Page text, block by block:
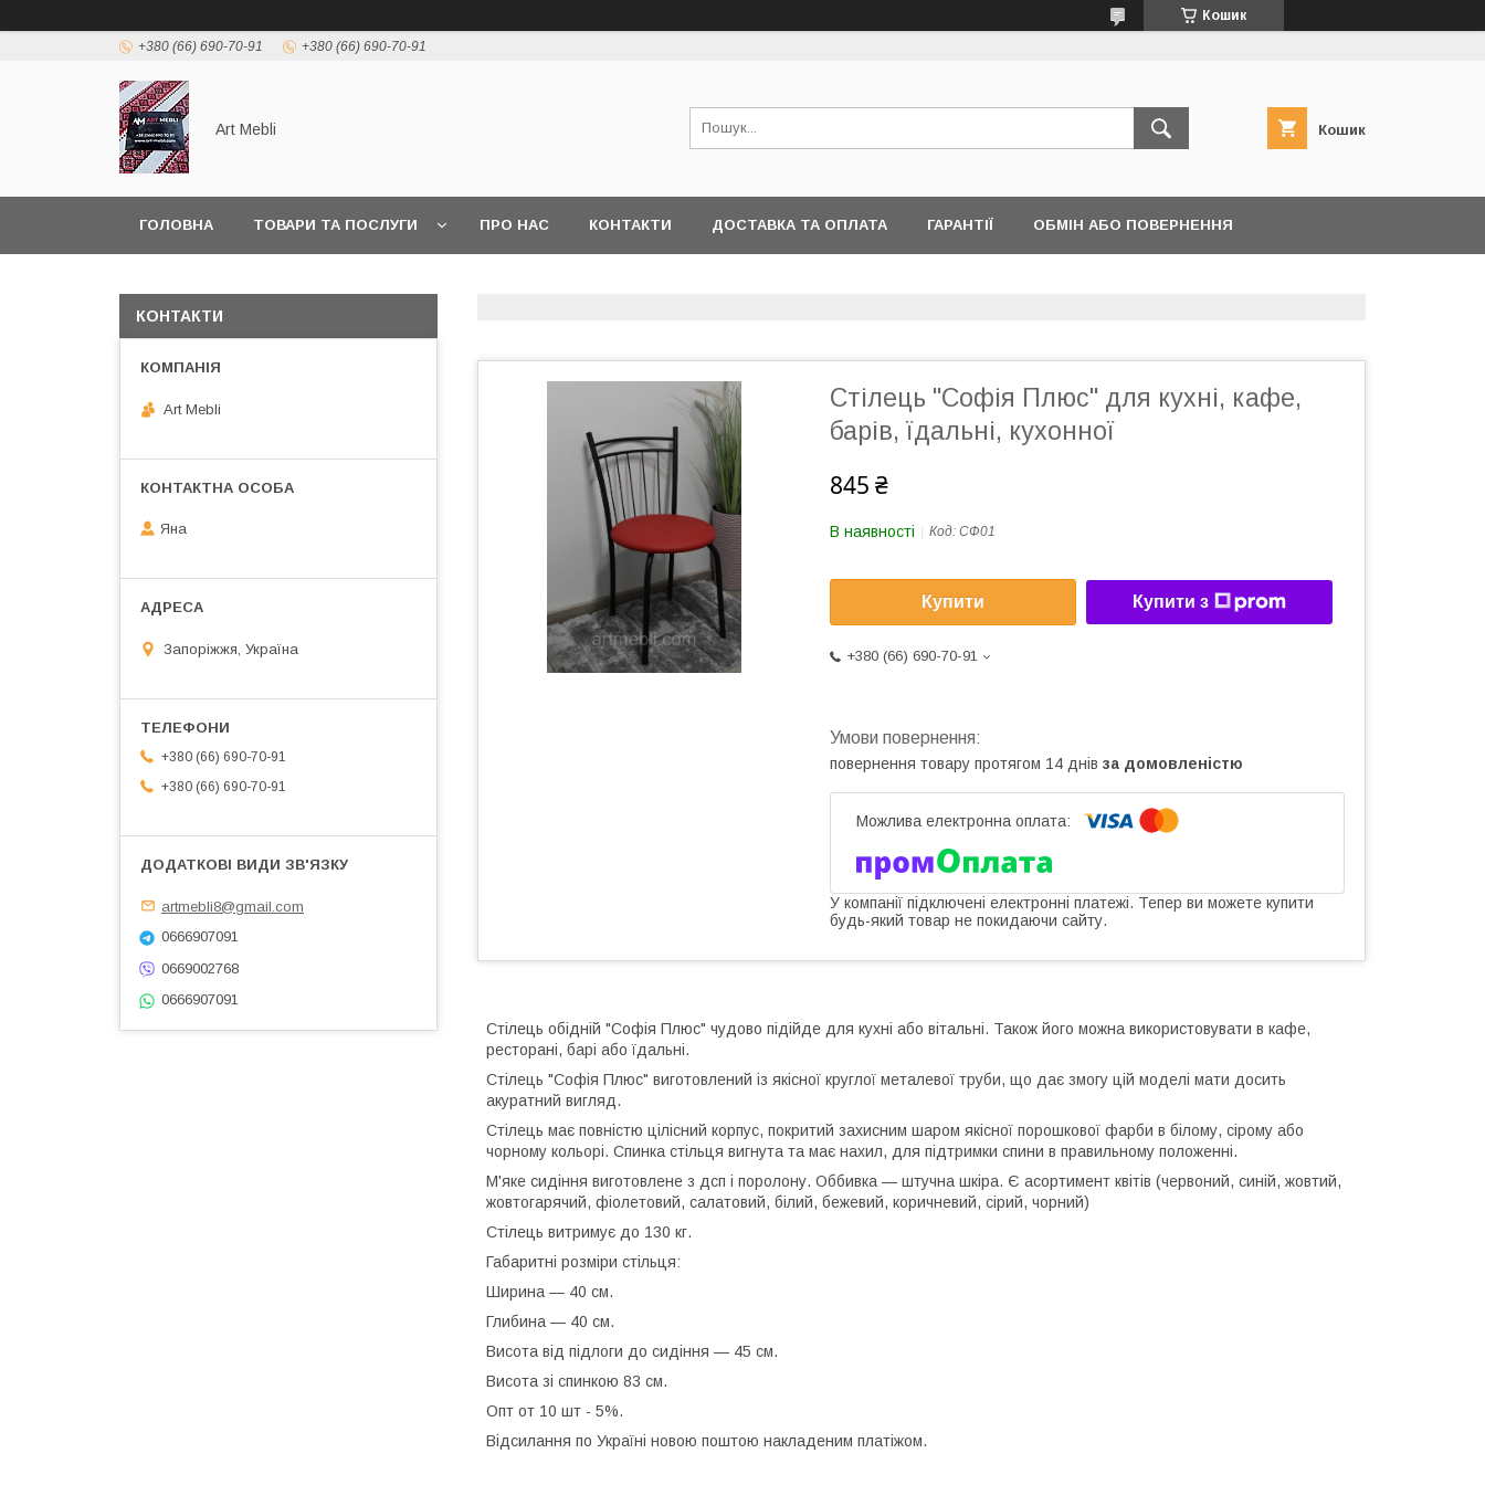
Кошик
+380 (66) 690-70-91 +380 (66) 690-70-91
Art Mebli Кошик
ГОЛОВНА ТОВАРИ ТА ПОСЛУГИ ПРО НАС КОНТАКТИ ДОСТАВКА ТА ОПЛАТА ГАРАНТІЇ ОБМІН АБО ПОВЕРНЕННЯ
Стілець "Софія Плюс" для кухні, кафе,
барів, їдальні, кухонної
845 ₴
В наявності Код: СФ01
Купити Купити з
+380 (66) 690-70-91
повернення товару протягом 14 днів за домовленістю
У компанії підключені електронні платежі. Тепер ви можете купити
будь-який товар не покидаючи сайту.
Стілець обідній "Софія Плюс" чудово підійде для кухні або вітальні. Також його можна використовувати в кафе,
ресторані, барі або їдальні.
Стілець "Софія Плюс" виготовлений із якісної круглої металевої труби, що дає змогу цій моделі мати досить
акуратний вигляд.
Стілець має повністю цілісний корпус, покритий захисним шаром якісної порошкової фарби в білому, сірому або
чорному кольорі. Спинка стільця вигнута та має нахил, для підтримки спини в правильному положенні.
М'яке сидіння виготовлене з дсп і поролону. Оббивка — штучна шкіра. Є асортимент квітів (червоний, синій, жовтий,
жовтогарячий, фіолетовий, салатовий, білий, бежевий, коричневий, сірий, чорний)
Стілець витримує до 130 кг.
Габаритні розміри стільця:
Ширина — 40 см.
Глибина — 40 см.
Висота від підлоги до сидіння — 45 см.
Висота зі спинкою 83 см.
Опт от 10 шт - 5%.
Відсилання по Україні новою поштою накладеним платіжом.
КОНТАКТИ
Art Mebli
Яна
Запоріжжя, Україна
+380 (66) 690-70-91
+380 (66) 690-70-91
artmebli8@gmail.com
0666907091
0669002768
0666907091